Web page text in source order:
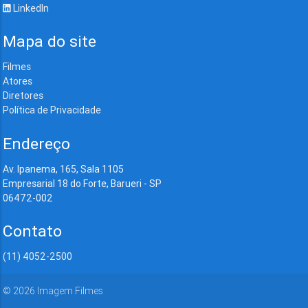
LinkedIn
Mapa do site
Filmes
Atores
Diretores
Política de Privacidade
Endereço
Av. Ipanema, 165, Sala 1105
Empresarial 18 do Forte, Barueri - SP
06472-002
Contato
(11) 4052-2500
© 2026 Imagem Filmes